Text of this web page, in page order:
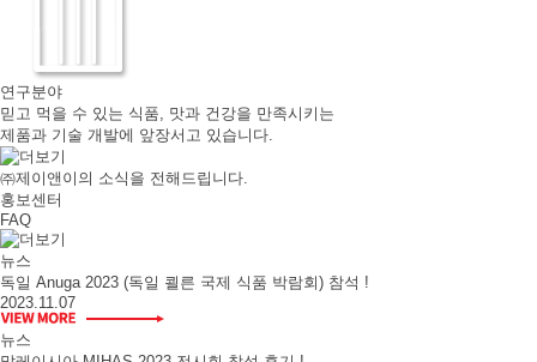
연구분야
믿고 먹을 수 있는 식품, 맛과 건강을 만족시키는
제품과 기술 개발에 앞장서고 있습니다.
㈜제이앤이의 소식을 전해드립니다.
홍보센터
FAQ
뉴스
독일 Anuga 2023 (독일 쾰른 국제 식품 박람회) 참석 !
2023.11.07
뉴스